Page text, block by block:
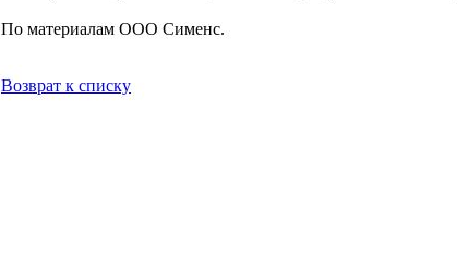
По материалам OOO Сименс.
Возврат к списку